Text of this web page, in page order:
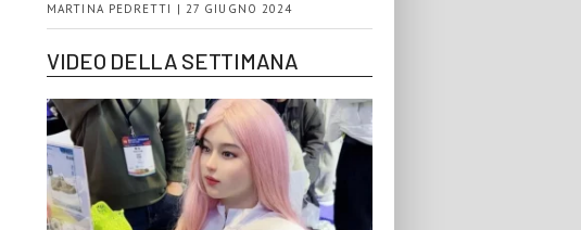
MARTINA PEDRETTI | 27 GIUGNO 2024
VIDEO DELLA SETTIMANA